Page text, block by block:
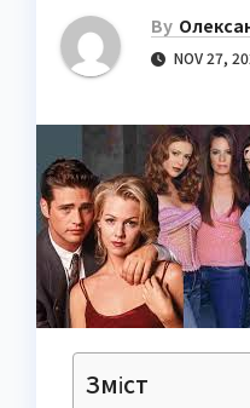
By
NOV 27,
Зміст